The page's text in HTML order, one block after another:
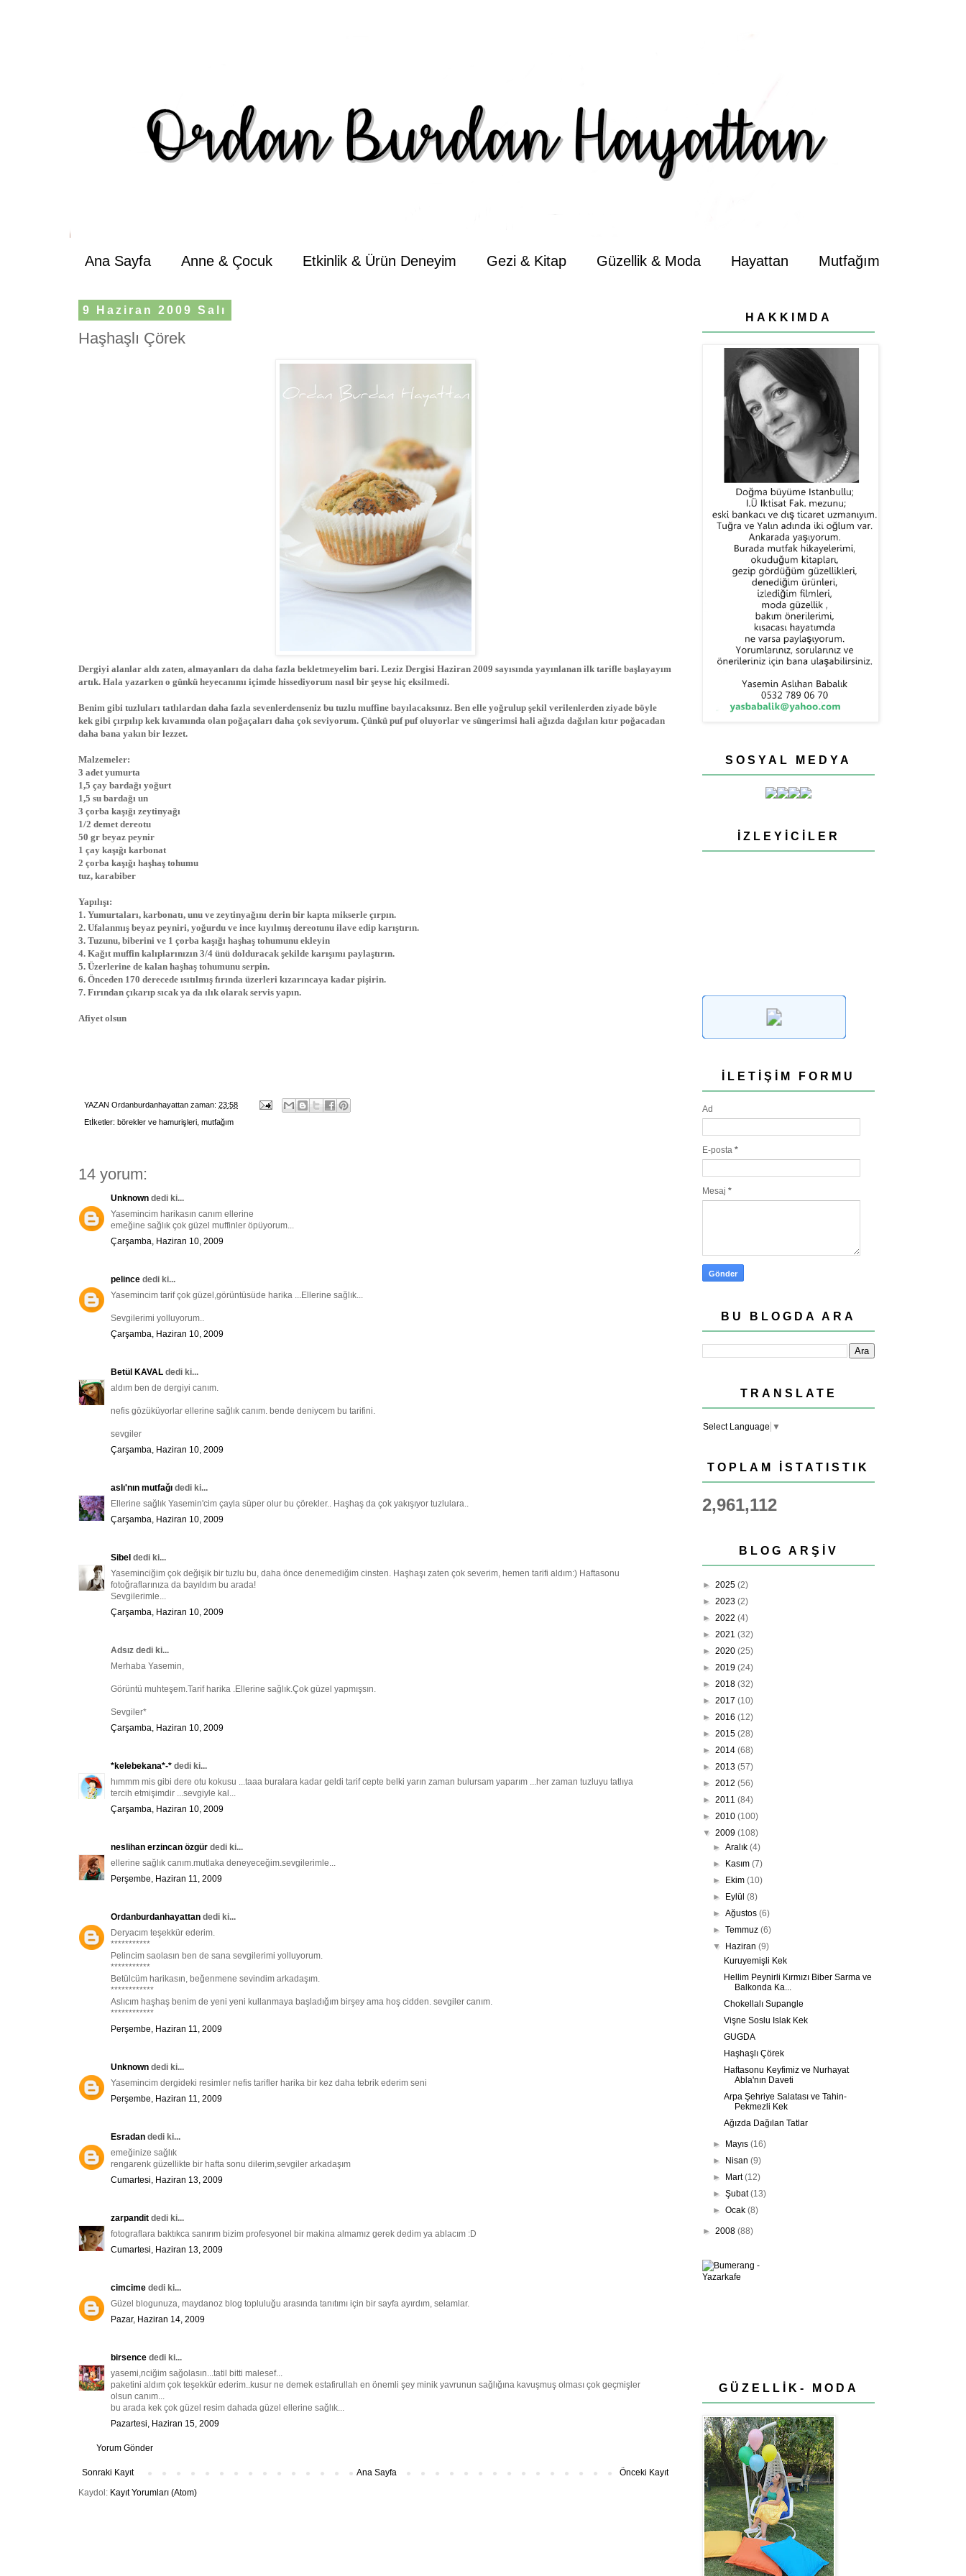
Ana Sayfa Anne & Çocuk Etkinlik & Ürün Deneyim Gezi & Kitap Güzellik & Moda Hayattan Mutfağım
9 Haziran 2009 Salı
Haşhaşlı Çörek
Dergiyi alanlar aldı zaten, almayanları da daha fazla bekletmeyelim bari. Leziz Dergisi Haziran 2009 sayısında yayınlanan ilk tarifle başlayayım
artık. Hala yazarken o günkü heyecanımı içimde hissediyorum nasıl bir şeyse hiç eksilmedi.
Benim gibi tuzluları tatlılardan daha fazla sevenlerdenseniz bu tuzlu muffine bayılacaksınız. Ben elle yoğrulup şekil verilenlerden ziyade böyle
kek gibi çırpılıp kek kıvamında olan poğaçaları daha çok seviyorum. Çünkü puf puf oluyorlar ve süngerimsi hali ağızda dağılan kıtır poğacadan
daha bana yakın bir lezzet.
Malzemeler:
3 adet yumurta
1,5 çay bardağı yoğurt
1,5 su bardağı un
3 çorba kaşığı zeytinyağı
1/2 demet dereotu
50 gr beyaz peynir
1 çay kaşığı karbonat
2 çorba kaşığı haşhaş tohumu
tuz, karabiber
Yapılışı:
1. Yumurtaları, karbonatı, unu ve zeytinyağını derin bir kapta mikserle çırpın.
2. Ufalanmış beyaz peyniri, yoğurdu ve ince kıyılmış dereotunu ilave edip karıştırın.
3. Tuzunu, biberini ve 1 çorba kaşığı haşhaş tohumunu ekleyin
4. Kağıt muffin kalıplarınızın 3/4 ünü dolduracak şekilde karışımı paylaştırın.
5. Üzerlerine de kalan haşhaş tohumunu serpin.
6. Önceden 170 derecede ısıtılmış fırında üzerleri kızarıncaya kadar pişirin.
7. Fırından çıkarıp sıcak ya da ılık olarak servis yapın.
Afiyet olsun
YAZAN Ordanburdanhayattan zaman: 23:58
Etİketler: börekler ve hamurişleri mutfağım
14 yorum:
Unknown dedi ki...
Yasemincim harikasın canım ellerine
emeğine sağlık çok güzel muffinler öpüyorum...
Çarşamba, Haziran 10, 2009
pelince dedi ki...
Yasemincim tarif çok güzel,görüntüsüde harika ...Ellerine sağlık...
Sevgilerimi yolluyorum..
Çarşamba, Haziran 10, 2009
Betül KAVAL dedi ki...
aldım ben de dergiyi canım.
nefis gözüküyorlar ellerine sağlık canım. bende deniycem bu tarifini.
sevgiler
Çarşamba, Haziran 10, 2009
aslı'nın mutfağı dedi ki...
Ellerine sağlık Yasemin'cim çayla süper olur bu çörekler.. Haşhaş da çok yakışıyor tuzlulara..
Çarşamba, Haziran 10, 2009
Sibel dedi ki...
Yaseminciğim çok değişik bir tuzlu bu, daha önce denemediğim cinsten. Haşhaşı zaten çok severim, hemen tarifi aldım:) Haftasonu
fotoğraflarınıza da bayıldım bu arada!
Sevgilerimle...
Çarşamba, Haziran 10, 2009
Adsız dedi ki...
Merhaba Yasemin,
Görüntü muhteşem.Tarif harika .Ellerine sağlık.Çok güzel yapmışsın.
Sevgiler*
Çarşamba, Haziran 10, 2009
*kelebekana*-* dedi ki...
hımmm mis gibi dere otu kokusu ...taaa buralara kadar geldi tarif cepte belki yarın zaman bulursam yaparım ...her zaman tuzluyu tatlıya
tercih etmişimdir ...sevgiyle kal...
Çarşamba, Haziran 10, 2009
neslihan erzincan özgür dedi ki...
ellerine sağlık canım.mutlaka deneyeceğim.sevgilerimle...
Perşembe, Haziran 11, 2009
Ordanburdanhayattan dedi ki...
Deryacım teşekkür ederim.
***********
Pelincim saolasın ben de sana sevgilerimi yolluyorum.
***********
Betülcüm harikasın, beğenmene sevindim arkadaşım.
************
Aslıcım haşhaş benim de yeni yeni kullanmaya başladığım birşey ama hoş cidden. sevgiler canım.
************
Perşembe, Haziran 11, 2009
Unknown dedi ki...
Yasemincim dergideki resimler nefis tarifler harika bir kez daha tebrik ederim seni
Perşembe, Haziran 11, 2009
Esradan dedi ki...
emeğinize sağlık
rengarenk güzellikte bir hafta sonu dilerim,sevgiler arkadaşım
Cumartesi, Haziran 13, 2009
zarpandit dedi ki...
fotograflara baktıkca sanırım bizim profesyonel bir makina almamız gerek dedim ya ablacım :D
Cumartesi, Haziran 13, 2009
cimcime dedi ki...
Güzel blogunuza, maydanoz blog topluluğu arasında tanıtımı için bir sayfa ayırdım, selamlar.
Pazar, Haziran 14, 2009
birsence dedi ki...
yasemi,nciğim sağolasın...tatil bitti malesef...
paketini aldım çok teşekkür ederim..kusur ne demek estafirullah en önemli şey minik yavrunun sağlığına kavuşmuş olması çok geçmişler
olsun canım...
bu arada kek çok güzel resim dahada güzel ellerine sağlık...
Pazartesi, Haziran 15, 2009
Yorum Gönder
Sonraki Kayıt Önceki Kayıt
Ana Sayfa
Kaydol: Kayıt Yorumları (Atom)
HAKKIMDA
SOSYAL MEDYA
İZLEYICILER
İLETIŞIM FORMU
Ad
E-posta *
Mesaj *
BU BLOGDA ARA
TRANSLATE
Select Language ▼
TOPLAM İSTATISTIK
2,961,112
BLOG ARŞIV
► 2025 (2)
► 2023 (2)
► 2022 (4)
► 2021 (32)
► 2020 (25)
► 2019 (24)
► 2018 (32)
► 2017 (10)
► 2016 (12)
► 2015 (28)
► 2014 (68)
► 2013 (57)
► 2012 (56)
► 2011 (84)
► 2010 (100)
▼ 2009 (108)
►Aralık(4)
► Kasım(7)
► Ekim(10)
► Eylül(8)
►Ağustos(6)
►Temmuz(6)
▼ Haziran(9)
Kuruyemişli Kek
Hellim Peynirli Kırmızı Biber Sarma ve
Balkonda Ka...
Chokellalı Supangle
Vişne Soslu Islak Kek
GUGDA
Haşhaşlı Çörek
Haftasonu Keyfimiz ve Nurhayat
Abla'nın Daveti
Arpa Şehriye Salatası ve Tahin-
Pekmezli Kek
Ağızda Dağılan Tatlar
► Mayıs(16)
► Nisan(9)
► Mart(12)
►Şubat(13)
►Ocak(8)
► 2008 (88)
GÜZELLİK- MODA